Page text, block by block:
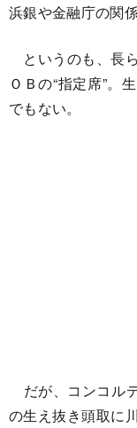
浜銀や金融庁の関
というのも、長
ＯＢの“指定席”。
でもない。
だが、コンコル
の生え抜き頭取に